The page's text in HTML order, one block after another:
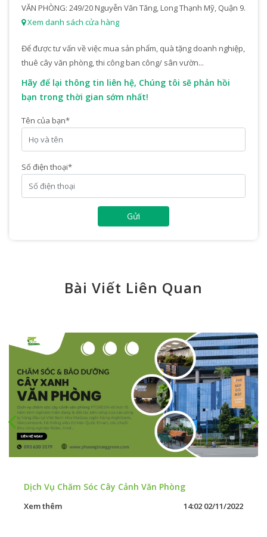
HẠNG MỤC THI CÔNG
Cỏ Paspalum
5
Cỏ Paspalum
VĂN PHÒNG: 249/20 Nguyễn Văn Tăng, Long Thạnh Mỹ, Quận 9.
Xem danh sách cửa hàng
Để được tư vấn về việc mua sản phẩm, quà tặng doanh nghiệp,
thuê cây văn phòng, thi công ban công/ sân vườn...
Hãy để lại thông tin liên hệ, Chúng tôi sẽ phản hồi
bạn trong thời gian sớm nhất!
Tên của bạn*
Số điện thoại*
Gửi
Bài Viết Liên Quan
Dịch Vụ Chăm Sóc Cây Cảnh Văn Phòng
Xem thêm 14:02 02/11/2022